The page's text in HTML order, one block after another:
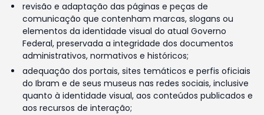
revisão e adaptação das páginas e peças de
comunicação que contenham marcas, slogans ou
elementos da identidade visual do atual Governo
Federal, preservada a integridade dos documentos
administrativos, normativos e históricos;
adequação dos portais, sites temáticos e perfis oficiais
do Ibram e de seus museus nas redes sociais, inclusive
quanto à identidade visual, aos conteúdos publicados e
aos recursos de interação;